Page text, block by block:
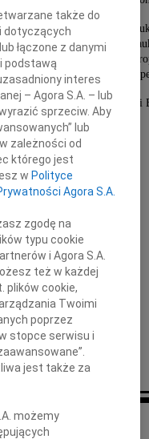
polską i łódzką
w europejskim środowisku
Studiów Wspólnot
Studiów
dobrze służył Polsce i
Jego pamięci.
wyrazy współczucia
Rodzinie
prof. Jerzy Buzek
Parlamentu Europejskiego
były Premier RP
kondolencje
także do
dotyczących
łączone z danymi
podstawą
interes
– Agora S.A. – lub
sprzeciw. Aby
lub
zależności od
którego jest
wPolityce
Agora S.A.
zgodę na
typu cookie
i Agora S.A.
też w każdej
plików cookie,
Twoimi
poprzez
stopce serwisu i
jest także za
możemy